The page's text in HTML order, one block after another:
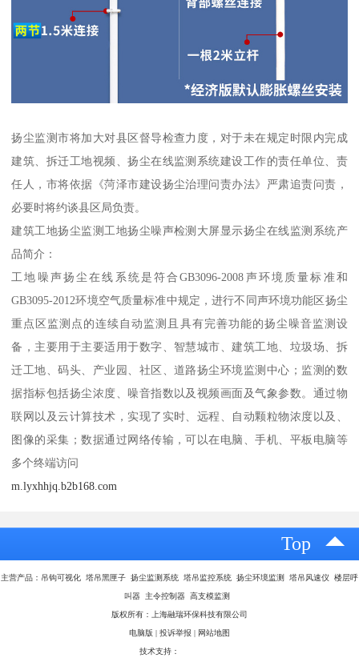
扬尘监测市将加大对县区督导检查力度，对于未在规定时限内完成
建筑、拆迁工地视频、扬尘在线监测系统建设工作的责任单位、责
任人，市将依据《菏泽市建设扬尘治理问责办法》严肃追责问责，
必要时将约谈县区局负责。
建筑工地扬尘监测工地扬尘噪声检测大屏显示扬尘在线监测系统产
品简介：
工地噪声扬尘在线系统是符合GB3096-2008声环境质量标准和
GB3095-2012环境空气质量标准中规定，进行不同声环境功能区扬尘
重点区监测点的连续自动监测且具有完善功能的扬尘噪音监测设
备，主要用于主要适用于数字、智慧城市、建筑工地、垃圾场、拆
迁工地、码头、产业园、社区、道路扬尘环境监测中心；监测的数
据指标包括扬尘浓度、噪音指数以及视频画面及气象参数。通过物
联网以及云计算技术，实现了实时、远程、自动颗粒物浓度以及、
图像的采集；数据通过网络传输，可以在电脑、手机、平板电脑等
多个终端访问
m.lyxhhjq.b2b168.com
Top
主营产品：吊钩可视化 塔吊黑匣子 扬尘监测系统 塔吊监控系统 扬尘环境监测 塔吊风速仪 楼层呼
叫器 主令控制器 高支模监测
版权所有：上海融瑞环保科技有限公司
电脑版 投诉举报 网站地图
技术支持：